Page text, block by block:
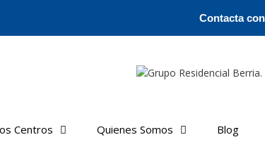
Contacta
Centros Quienes Somos Blog